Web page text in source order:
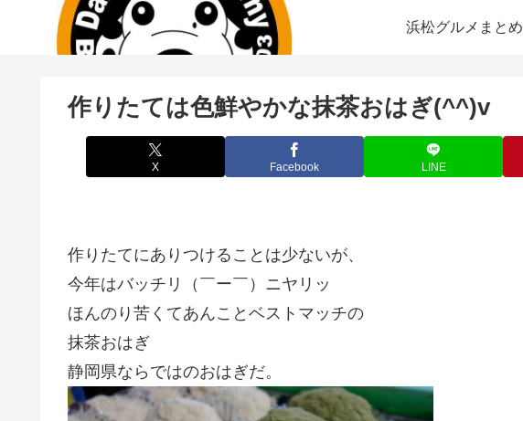
浜松グルメまとめ
作りたては色鮮やかな抹茶おはぎ(^^)v
X Facebook LINE
作りたてにありつけることは少ないが、
今年はバッチリ（￣ー￣）ニヤリッ
ほんのり苦くてあんことベストマッチの
抹茶おはぎ
静岡県ならではのおはぎだ。